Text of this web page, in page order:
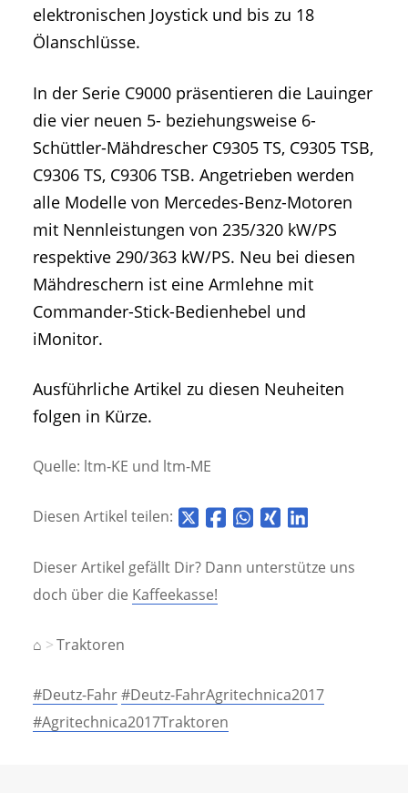
elektronischen Joystick und bis zu 18
Ölanschlüsse.
In der Serie C9000 präsentieren die Lauinger
die vier neuen 5- beziehungsweise 6-
Schüttler-Mähdrescher C9305 TS, C9305 TSB,
C9306 TS, C9306 TSB. Angetrieben werden
alle Modelle von Mercedes-Benz-Motoren
mit Nennleistungen von 235/320 kW/PS
respektive 290/363 kW/PS. Neu bei diesen
Mähdreschern ist eine Armlehne mit
Commander-Stick-Bedienhebel und
iMonitor.
Ausführliche Artikel zu diesen Neuheiten
folgen in Kürze.
Quelle: ltm-KE und ltm-ME
Diesen Artikel teilen:
Dieser Artikel gefällt Dir? Dann unterstütze uns
doch über die Kaffeekasse!
⌂ Traktoren
#Deutz-Fahr#Deutz-FahrAgritechnica2017
#Agritechnica2017Traktoren